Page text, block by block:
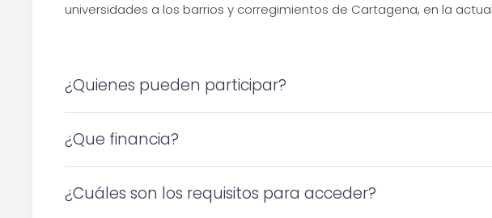
universidades a los barrios y corregimientos de Cartagena, en la
¿Quienes pueden participar?
¿Que financia?
¿Cuáles son los requisitos para acceder?